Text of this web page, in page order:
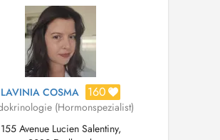
du secrétariat vous guideront. Si
un nouveau patie...
LAVINIA COSMA 160
(Hormonspezialist)
155 Avenue Lucien Salentiny,